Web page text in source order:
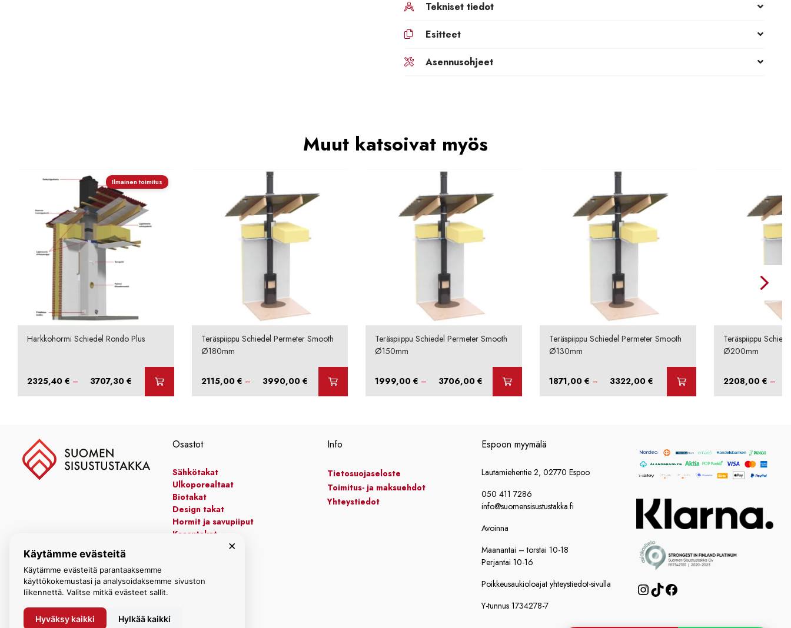
Tekniset tiedot
Esitteet
Asennusohjeet
Muut katsoivat myös
Ilmainen toimitus
Harkkohormi Schiedel Rondo Plus
2325,40 € – 3707,30 € Hintaluokka:
Teräspiippu Schiedel Permeter Smooth
Ø180mm
2115,00 € – 3990,00 €Hintaluokka:
Teräspiippu Schiedel Permeter Smooth
Ø150mm
1999,00€ – 3706,00€ Hintaluokka:
Teräspiippu Schiedel Permeter Smooth
Ø130mm
1871,00 € – 3322,00 €Hintaluokka:
Teräspiippu
Ø200mm
2208,00 € –
Osastot
Sähkötakat
Ulkoporealtaat
Biotakat
Design takat
Hormit ja savupiiput
Kaasutakat
Kiertoilmatakat
Info
Tietosuojaseloste
Toimitus- ja maksuehdot
Yhteystiedot
Espoon myymälä
Lautamiehentie 2, 02770 Espoo
050 411 7286
info@suomensisustustakka.fi
Avoinna
Maanantai – torstai 10-18
Perjantai 10-16
Poikkeusaukioloajat yhteystiedot-sivulla
Y-tunnus 1734278-7
Instagram
TikTok
×
Käytämme evästeitä
Käytämme evästeitä parantaaksemme
käyttökokemustasi ja analysoidaksemme sivuston
liikennettä. Valitse mitkä evästeet sallit.
Hyväksy kaikki Hylkää kaikki